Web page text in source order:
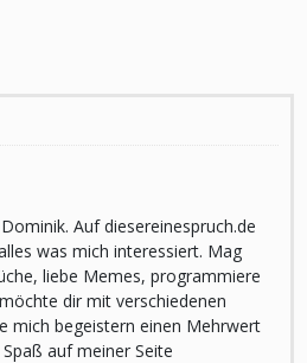
Dominik. Auf diesereinespruch.de
was mich interessiert. Mag
liebe Memes, programmiere
dir mit verschiedenen
mich begeistern einen Mehrwert
auf meiner Seite